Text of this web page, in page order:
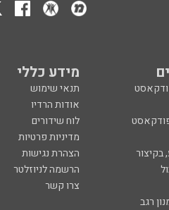
מידע כללי
תנאי שימוש
אודות הרדיו
לוח שידורים
מדיניות פרטיות
בקיצור
הצהרת נגישות
הרשמה לניוזלטר
צרו קשר
רגב